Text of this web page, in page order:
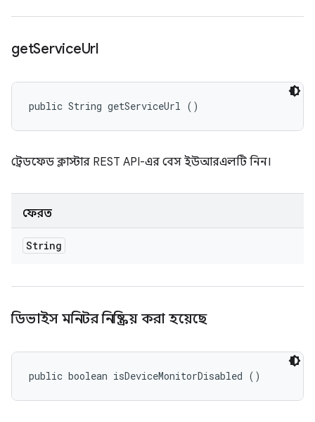
getServiceUrl
public String getServiceUrl ()
ট্রেডফেড ক্লাস্টার REST API-এর বেস ইউআরএলটি নিন।
ফেরত
String
ডিভাইস মনিটর নিষ্ক্রিয় করা হয়েছে
public boolean isDeviceMonitorDisabled ()